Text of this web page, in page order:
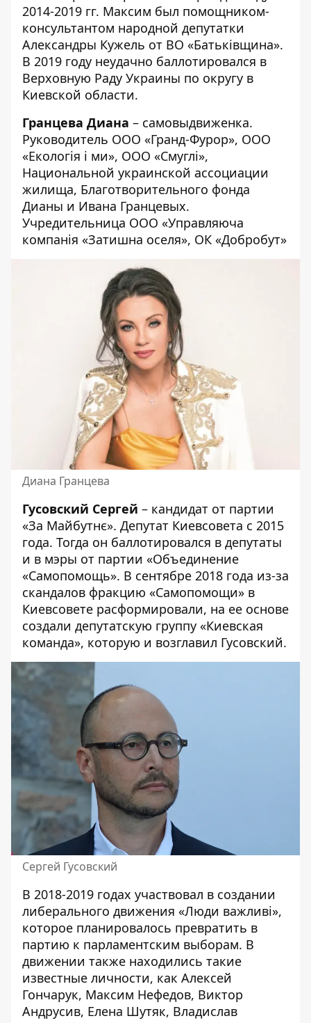
2014-2019 гг. Максим был помощником-
консультантом народной депутатки
Александры Кужель от ВО «Батьківщина».
В 2019 году неудачно баллотировался в
Верховную Раду Украины по округу в
Киевской области.
Гранцева Диана – самовыдвиженка.
Руководитель ООО «Гранд-Фурор», ООО
«Екологія і ми», ООО «Смуглі»,
Национальной украинской ассоциации
жилища, Благотворительного фонда
Дианы и Ивана Гранцевых.
Учредительница ООО «Управляюча
компанія «Затишна оселя», ОК «Добробут»
Диана Гранцева
Гусовский Сергей – кандидат от партии
«За Майбутнє». Депутат Киевсовета с 2015
года. Тогда он баллотировался в депутаты
и в мэры от партии «Объединение
«Самопомощь». В сентябре 2018 года из-за
скандалов фракцию «Самопомощи» в
Киевсовете расформировали, на ее основе
создали депутатскую группу «Киевская
команда», которую и возглавил Гусовский.
Сергей Гусовский
В 2018-2019 годах участвовал в создании
либерального движения «Люди важливі»,
которое планировалось превратить в
партию к парламентским выборам. В
движении также находились такие
известные личности, как Алексей
Гончарук, Максим Нефедов, Виктор
Андрусив, Елена Шутяк, Владислав